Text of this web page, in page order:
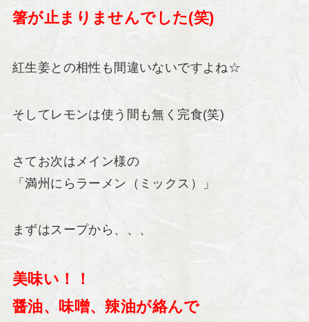
箸が止まりませんでした(笑)
紅生姜との相性も間違いないですよね☆
そしてレモンは使う間も無く完食(笑)
さてお次はメイン様の
「満州にらラーメン（ミックス）」
まずはスープから、、、
美味い！！
醤油、味噌、辣油が絡んで